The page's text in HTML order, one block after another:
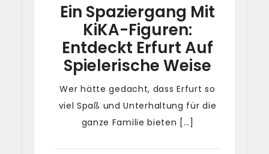
Ein Spaziergang Mit
KiKA-Figuren:
Entdeckt Erfurt Auf
Spielerische Weise
Wer hätte gedacht, dass Erfurt so
viel Spaß und Unterhaltung für die
ganze Familie bieten […]